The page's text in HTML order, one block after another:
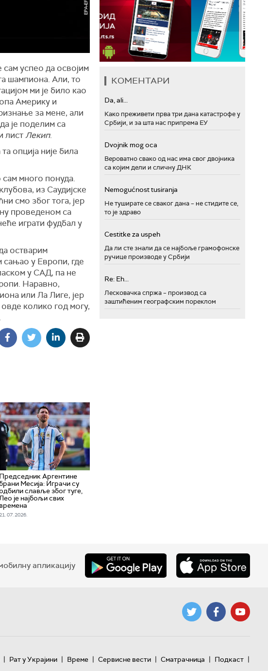
успео да освојим
шампиона. Али, то
ми је било као
Америку и
за мене, али
је поделим са
листЛекип.
опција није била
много понуда.
из Саудијске
смо због тога, јер
проведеном са
играти фудбал у
остварим
сањао у Европи, где
у САД, па не
Наравно,
или Ла Лиге, јер
колико год могу,
Председник Аргентине
Месија: Играчи су
славље због туге,
је најбољи свих
времена
07. 2026.
КОМЕНТАРИ
Da, ali...
Како преживети прва три дана катастрофе у
Србији, и за шта нас припрема ЕУ
Dvojnik mog oca
Вероватно свако од нас има свог двојника
са којим дели и сличну ДНК
Nemogućnost tusiranja
Не туширате се сваког дана – не стидите се,
то је здраво
Cestitke za uspeh
Да ли сте знали да се најбоље грамофонске
ручице производе у Србији
Re: Eh...
Лесковачка спржа – производ са
заштићеним географским пореклом
апликацију
| Рат у Украјини | Време | Сервисне вести | Сматрачница | Подкаст |